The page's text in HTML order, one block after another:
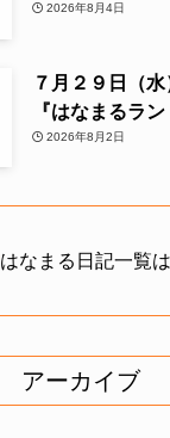
2026年8月4日
７月２９日（
『はなまるラン
2026年8月2日
はなまる日記一覧
アーカイブ